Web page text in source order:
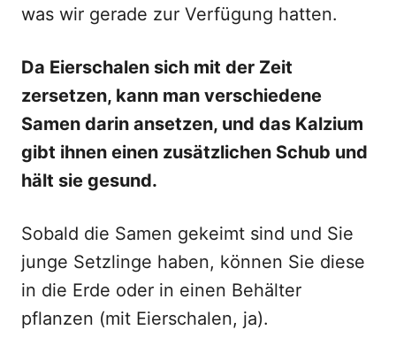
was wir gerade zur Verfügung hatten.
Da Eierschalen sich mit der Zeit
zersetzen, kann man verschiedene
Samen darin ansetzen, und das Kalzium
gibt ihnen einen zusätzlichen Schub und
hält sie gesund.
Sobald die Samen gekeimt sind und Sie
junge Setzlinge haben, können Sie diese
in die Erde oder in einen Behälter
pflanzen (mit Eierschalen, ja).